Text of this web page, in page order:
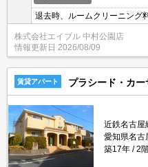
退去時、ルームクリーニング
株式会社エイブル 中村公園店
情報更新日 2026/08/09
賃貸アパート プラシード・カ
近鉄名古屋
愛知県名古
築17年
2